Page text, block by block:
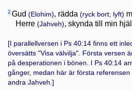
2Gud (Elohim), rädda (ryck bort; lyft)
Herre (Jahveh), skynda till min
[I parallellversen i Ps 40:14 finns ett
översätts "Visa välvilja". Första versen
på desperationen i bönen. I
Ps 40:14
gånger, medan här är första referensen
andra Jahveh.]